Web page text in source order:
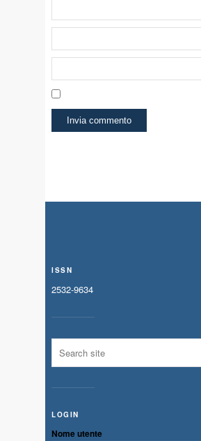
ISSN
2532-9634
LOGIN
Nome utente